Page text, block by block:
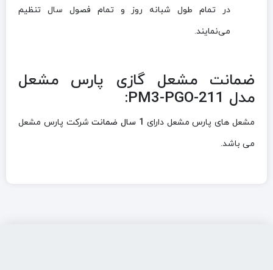
در تمام طول شبانه روز و تمام فصول سال تنظیم
می‌نمایند.
ضمانت مشعل گازی پارس مشعل
مدل PM3-PGO-211:
مشعل های پارس مشعل دارای 1 سال ضمانت
شرکت پارس مشعل
می باشد.